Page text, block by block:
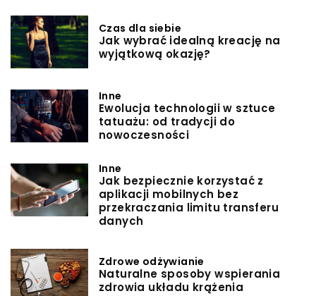
Czas dla siebie
Jak wybrać idealną kreację na
wyjątkową okazję?
Inne
Ewolucja technologii w sztuce
tatuażu: od tradycji do
nowoczesności
Inne
Jak bezpiecznie korzystać z
aplikacji mobilnych bez
przekraczania limitu transferu
danych
Zdrowe odżywianie
Naturalne sposoby wspierania
zdrowia układu krążenia